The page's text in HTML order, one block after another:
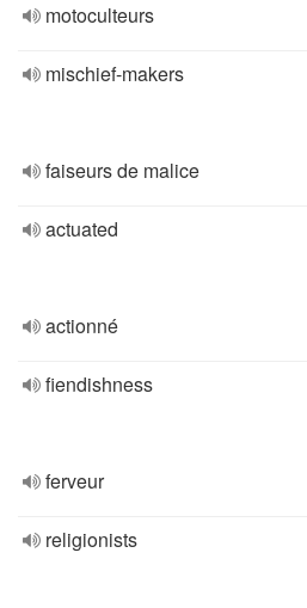
motoculteurs
mischief-makers
faiseurs de malice
actuated
actionné
fiendishness
ferveur
religionists